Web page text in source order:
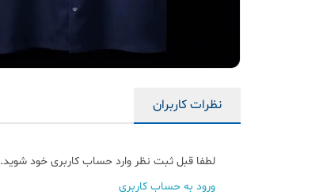
نظرات کاربران
لطفا قبل ثبت نظر وارد حساب کاربری خود شوید.
ورود به حساب کاربری